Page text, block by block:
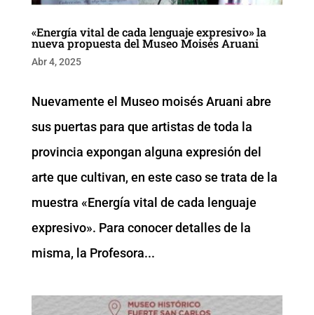
«Energía vital de cada lenguaje expresivo» la
nueva propuesta del Museo Moisés Aruani
Abr 4, 2025
Nuevamente el Museo moisés Aruani abre
sus puertas para que artistas de toda la
provincia expongan alguna expresión del
arte que cultivan, en este caso se trata de la
muestra «Energía vital de cada lenguaje
expresivo». Para conocer detalles de la
misma, la Profesora...